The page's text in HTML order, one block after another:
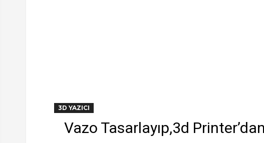
3D YAZICI
Vazo Tasarlayıp,3d Printer’dan